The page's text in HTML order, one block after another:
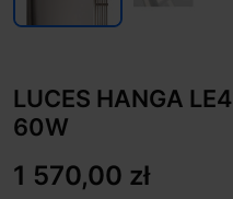
LUCES HANGA
60W
1 570,00 zł